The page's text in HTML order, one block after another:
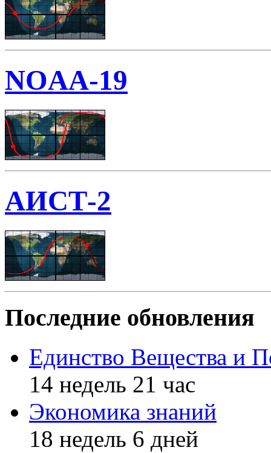
NOAA-19
АИСТ-2
Последние обновления
Единство Вещества и
14 недель 21 час
Экономика знаний
18 недель 6 дней